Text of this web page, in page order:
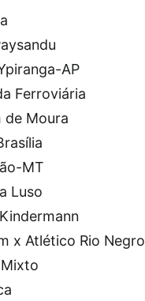
AP
Ferroviária
de Moura
MT
Luso
x Atlético Rio Negro